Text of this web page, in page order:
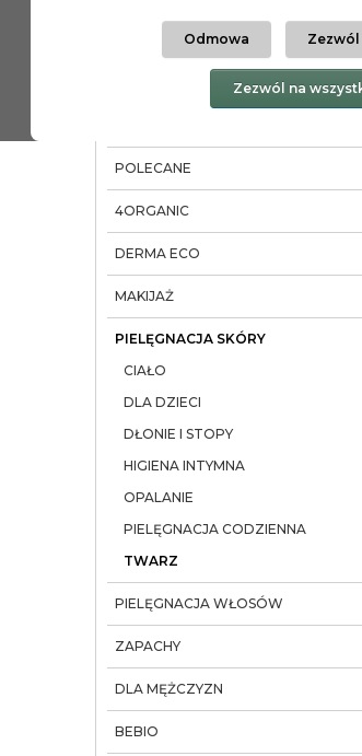
Odmowa
Zezwól na
POLECANE
4ORGANIC
DERMA ECO
MAKIJAŻ
PIELĘGNACJA SKÓRY
CIAŁO
DLA DZIECI
DŁONIE I STOPY
HIGIENA INTYMNA
OPALANIE
PIELĘGNACJA CODZIENNA
TWARZ
PIELĘGNACJA WŁOSÓW
ZAPACHY
DLA MĘŻCZYZN
BEBIO